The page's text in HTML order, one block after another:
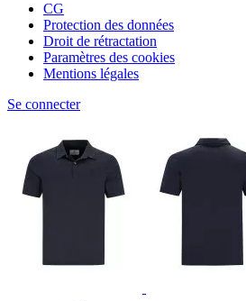
CG
Protection des données
Droit de rétractation
Paramètres des cookies
Mentions légales
Se connecter